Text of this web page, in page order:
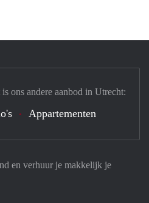
en verhuur je makkelijk je
ons andere aanbod in Utrecht:
Appartementen